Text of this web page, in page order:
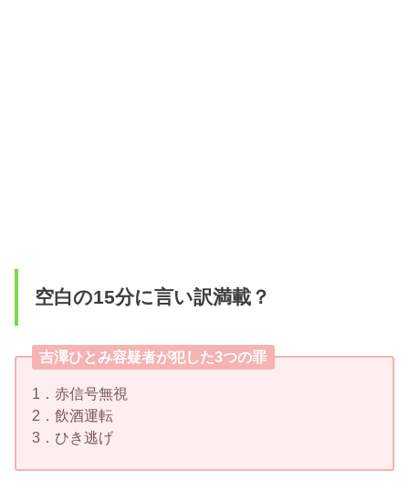
空白の15分に言い訳満載？
吉澤ひとみ容疑者が犯した3つの罪
1．赤信号無視
2．飲酒運転
3．ひき逃げ